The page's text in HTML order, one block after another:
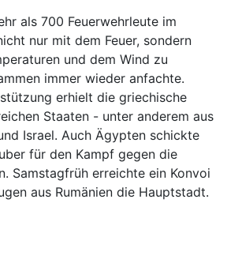
als 700 Feuerwehrleute im
nur mit dem Feuer, sondern
und dem Wind zu
immer wieder anfachte.
erhielt die griechische
Staaten - unter anderem aus
Israel. Auch Ägypten schickte
für den Kampf gegen die
Samstagfrüh erreichte ein Konvoi
aus Rumänien die Hauptstadt.